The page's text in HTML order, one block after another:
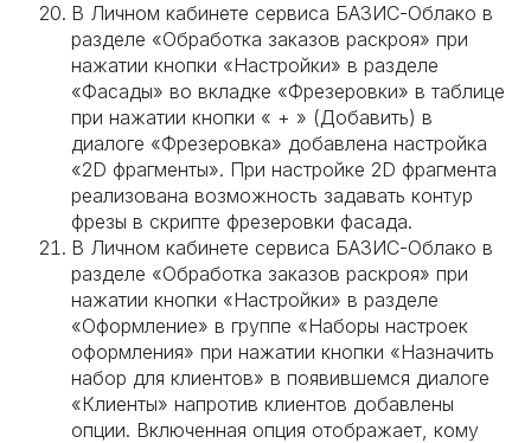
В Личном кабинете сервиса БАЗИС-Облако в
разделе «Обработка заказов раскроя» при
нажатии кнопки «Настройки» в разделе
«Фасады» во вкладке «Фрезеровки» в таблице
при нажатии кнопки « + » (Добавить) в
диалоге «Фрезеровка» добавлена настройка
«2D фрагменты». При настройке 2D фрагмента
реализована возможность задавать контур
фрезы в скрипте фрезеровки фасада.
В Личном кабинете сервиса БАЗИС-Облако в
разделе «Обработка заказов раскроя» при
нажатии кнопки «Настройки» в разделе
«Оформление» в группе «Наборы настроек
оформления» при нажатии кнопки «Назначить
набор для клиентов» в появившемся диалоге
«Клиенты» напротив клиентов добавлены
опции. Включенная опция отображает, кому